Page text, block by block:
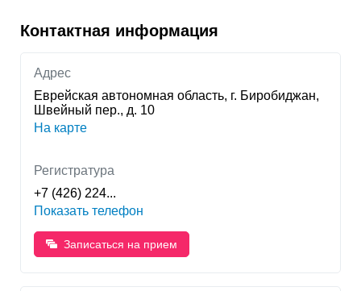
Контактная информация
Адрес
Еврейская автономная область, г. Биробиджан,
Швейный пер., д. 10
На карте
Регистратура
+7 (426) 224...
Показать телефон
Записаться на прием